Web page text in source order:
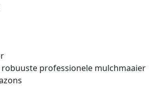
robuuste professionele mulchmaaier